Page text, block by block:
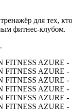
для тех,
фитнес-клубом.